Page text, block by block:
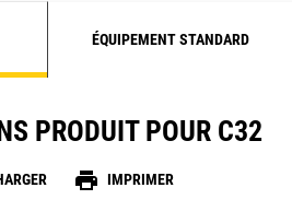
ÉQUIPEMENT STANDARD
PRODUIT POUR C32
print IMPRIMER